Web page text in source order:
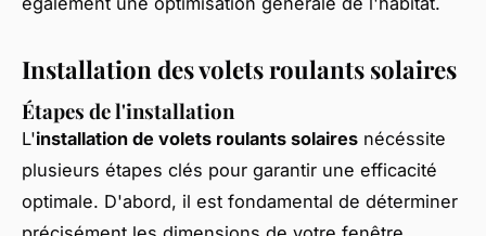
Installation des volets roulants solaires
Étapes de l'installation
L'installation de volets roulants solaires nécéssite
plusieurs étapes clés pour garantir une efficacité
optimale. D'abord, il est fondamental de déterminer